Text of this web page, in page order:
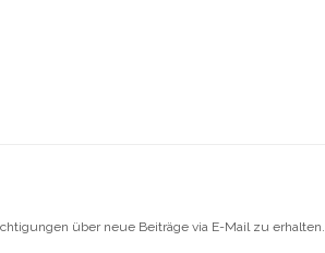
über neue Beiträge via E-Mail zu erhalten.